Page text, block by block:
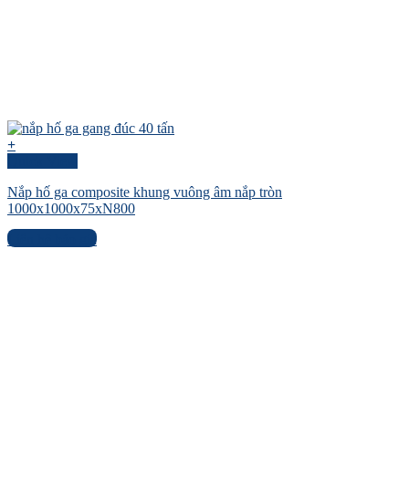
+
Nắp hố ga composite khung vuông âm nắp tròn
1000x1000x75xN800
Liên hệ báo giá